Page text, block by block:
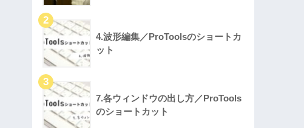
4.波形編集／ProToolsのショートカ
ット
7.各ウィンドウの出し方／ProTools
のショートカット